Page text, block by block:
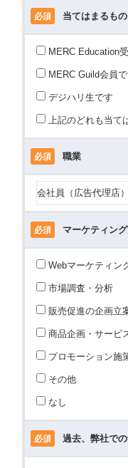
必須 当てはまるも
MERC Education
MERC Guild会員
デジハリ生です
上記のどれも当て
必須 職業
必須 マーケティン
Webマーケティン
市場調査・分析
販売促進の企画立
商品企画・サービ
プロモーション施
その他
なし
必須 過去、弊社で